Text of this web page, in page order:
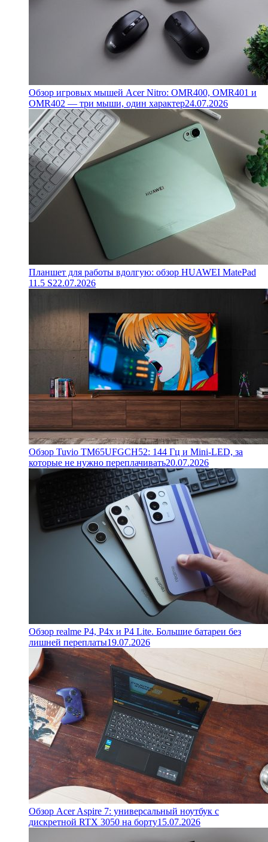
Обзор игровых мышей Acer Nitro: OMR400, OMR401 и
OMR402 — три мыши, один характер24.07.2026
Планшет для работы вдолгую: обзор HUAWEI MatePad
11.5 S22.07.2026
Обзор Tuvio TM65UFGCH52: 144 Гц и Mini-LED, за
которые не нужно переплачивать20.07.2026
Обзор realme P4, P4x и P4 Lite. Большие батареи без
лишней переплаты19.07.2026
Обзор Acer Aspire 7: универсальный ноутбук с
дискретной RTX 3050 на борту15.07.2026